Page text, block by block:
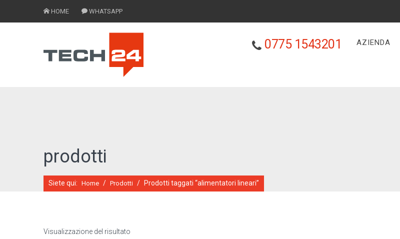
HOME WHATSAPP
0775 1543201 AZIENDA
prodotti
Siete qui: Home / Prodotti / Prodotti taggati “alimentatori lineari”
Visualizzazione del risultato